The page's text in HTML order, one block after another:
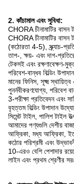
2. কাঁচামাল এবং সুবিধা:
CHORA চীনামাটির বাসন
CHORA চীনামাটির বাসন
(কঠোরতা 4-5), স্ক্র্যাচ-
তাপ-, ক্ষয়- এবং দাগ-
টেকসই এবং রক্ষণাবেক্ষণ-
পরিবেশ-বান্ধব বিল্ডিং
মানের ফিনিস, সূক্ষ্ম
পুনর্নবীকরণযোগ্য, পরিবেশ
3-পরীক্ষা প্রতিবেদন এবং
বৃহত্তম বিল্ডিং উপাদান
সিমেন্ট টাইল, পালিশ টাইল
আমাদের পণ্যগুলি দেশীয়
আফ্রিকা, মধ্য আফ্রিকা,
কঠোর পরিশ্রমী এবং
10-এরও বেশি পেশাদার
লাইন এবং প্রথম শ্রেণীর